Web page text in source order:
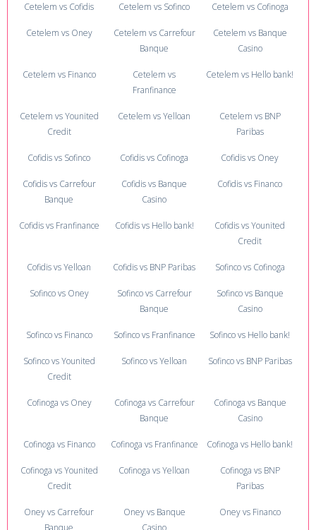
Cetelem vs Cofidis Cetelem vs Sofinco Cetelem vs Cofinoga
Cetelem vs Oney
Cetelem vs Carrefour
Banque
Cetelem vs Banque
Casino
Cetelem vs Financo
Cetelem vs
Franfinance
Cetelem vs Hello bank!
Cetelem vs Younited
Credit
Cetelem vs Yelloan
Cetelem vs BNP
Paribas
Cofidis vs Sofinco Cofidis vs Cofinoga Cofidis vs Oney
Cofidis vs Carrefour
Banque
Cofidis vs Banque
Casino
Cofidis vs Financo
Cofidis vs Franfinance Cofidis vs Hello bank!
Cofidis vs Younited
Credit
Cofidis vs Yelloan Cofidis vs BNP Paribas Sofinco vs Cofinoga
Sofinco vs Oney
Sofinco vs Carrefour
Banque
Sofinco vs Banque
Casino
Sofinco vs Financo Sofinco vs Franfinance Sofinco vs Hello bank!
Sofinco vs Younited
Credit
Sofinco vs Yelloan Sofinco vs BNP Paribas
Cofinoga vs Oney
Cofinoga vs Carrefour
Banque
Cofinoga vs Banque
Casino
Cofinoga vs Financo Cofinoga vs Franfinance Cofinoga vs Hello bank!
Cofinoga vs Younited
Credit
Cofinoga vs Yelloan
Cofinoga vs BNP
Paribas
Oney vs Carrefour
Banque
Oney vs Banque
Casino
Oney vs Financo